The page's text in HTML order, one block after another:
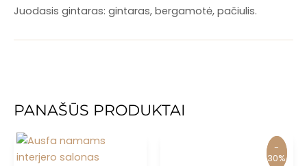
Juodasis gintaras: gintaras, bergamotė, pačiulis.
PANAŠŪS PRODUKTAI
-
30%
-
30%